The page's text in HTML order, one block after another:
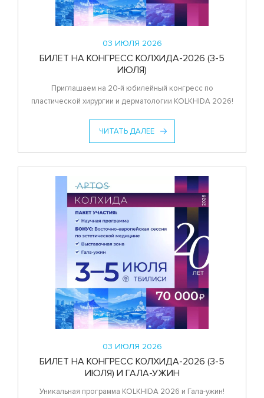
03 ИЮЛЯ 2026
БИЛЕТ НА КОНГРЕСС КОЛХИДА-2026 (3-5
ИЮЛЯ)
Приглашаем на 20-й юбилейный конгресс по
пластической хирургии и дерматологии KOLKHIDA 2026!
ЧИТАТЬ ДАЛЕЕ
03 ИЮЛЯ 2026
БИЛЕТ НА КОНГРЕСС КОЛХИДА-2026 (3-5
ИЮЛЯ) И ГАЛА-УЖИН
Уникальная программа KOLKHIDA 2026 и Гала-ужин!